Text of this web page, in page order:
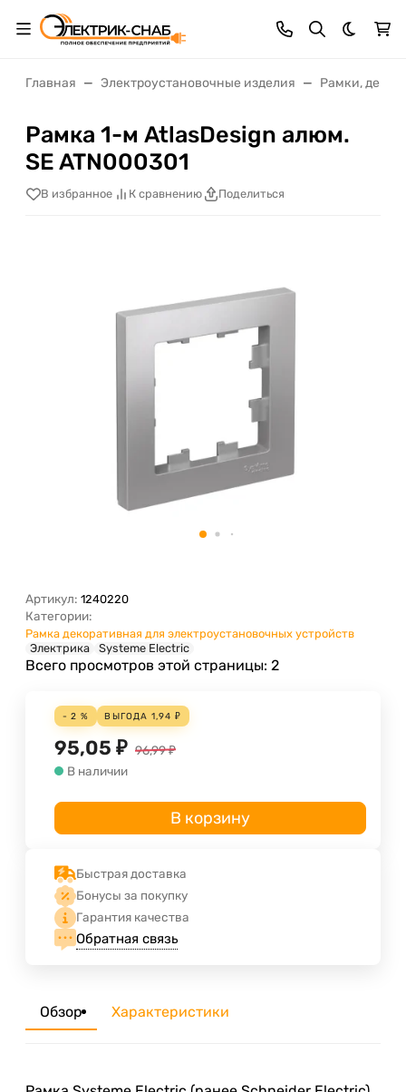
Темная
Главная Электроустановочные изделия Рамки,
Рамка 1-м AtlasDesign алюм.
SE ATN000301
В избранное К сравнению Поделиться
Артикул: 1240220
Категории:
Рамка декоративная для электроустановочных устройств
Электрика
Systeme Electric
Всего просмотров этой страницы: 2
- 2 % ВЫГОДА 1,94 ₽
95,05 ₽ 96,99₽
В наличии
В корзину
Быстрая доставка
Бонусы за покупку
Гарантия качества
Обратная связь
Обзор Характеристики